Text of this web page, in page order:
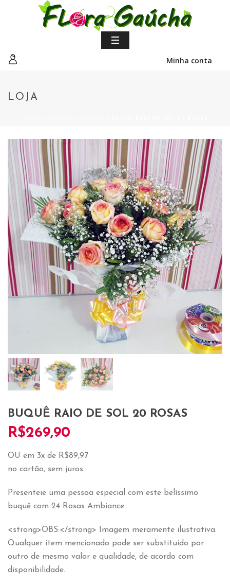
Minha conta
LOJA
BUQUÊ RAIO DE SOL 20 ROSAS
R$269,90
OU em 3x de R$89,97
no cartão, sem juros.
Presenteie uma pessoa especial com este belíssimo
buquê com 24 Rosas Ambiance.
<strong>OBS:</strong> Imagem meramente ilustrativa.
Qualquer item mencionado pode ser substituído por
outro de mesmo valor e qualidade, de acordo com
disponibilidade.